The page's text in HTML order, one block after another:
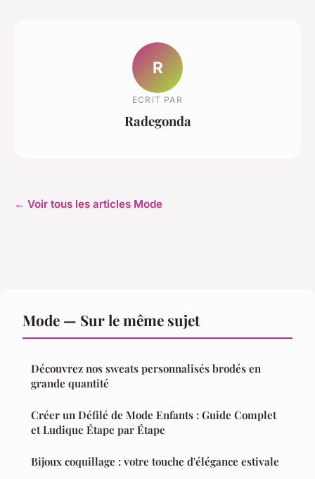
R
ECRIT PAR
Radegonda
← Voir tous les articles Mode
Mode — Sur le même sujet
Découvrez nos sweats personnalisés brodés en
grande quantité
Créer un Défilé de Mode Enfants : Guide Complet
et Ludique Étape par Étape
Bijoux coquillage : votre touche d'élégance estivale